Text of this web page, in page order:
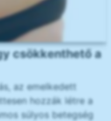
csökkenthető a
az emelkedett
hozzák létre a
súlyos betegség